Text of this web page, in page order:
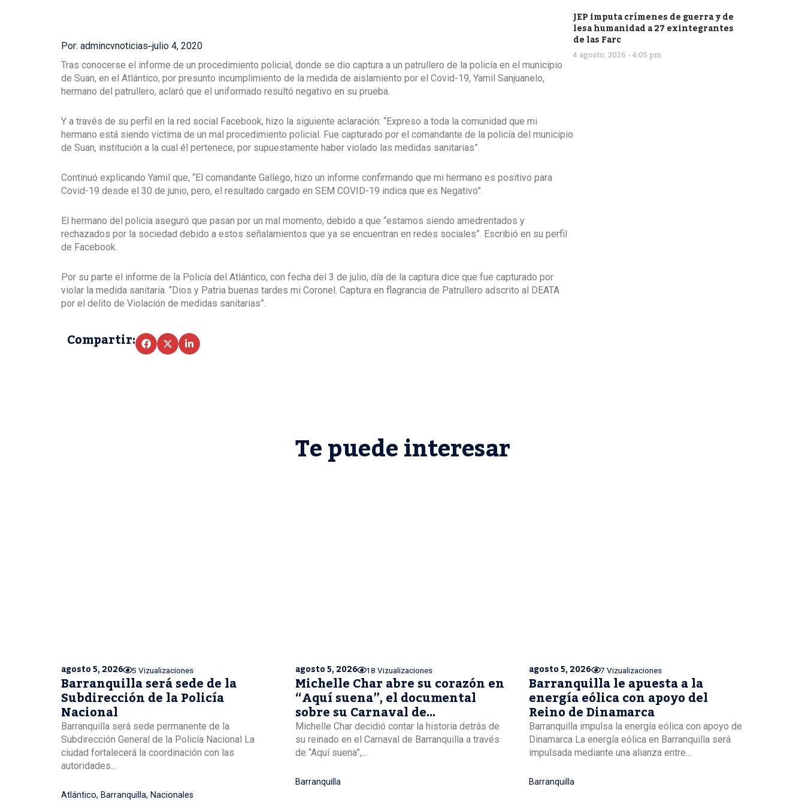
Por: admincvnoticias julio 4, 2020
Tras conocerse el informe de un procedimiento policial, donde se dio captura a un patrullero de la policía en el municipio
de Suan, en el Atlántico, por presunto incumplimiento de la medida de aislamiento por el Covid-19, Yamil Sanjuanelo,
hermano del patrullero, aclaró que el uniformado resultó negativo en su prueba.
Y a través de su perfil en la red social Facebook, hizo la siguiente aclaración: “Expreso a toda la comunidad que mi
hermano está siendo victima de un mal procedimiento policial. Fue capturado por el comandante de la policía del municipio
de Suan, institución a la cual él pertenece, por supuestamente haber violado las medidas sanitarias”.
Continuó explicando Yamil que, “El comandante Gallego, hizo un informe confirmando que mi hermano es positivo para
Covid-19 desde el 30 de junio, pero, el resultado cargado en SEM COVID-19 indica que es Negativo”.
El hermano del policía aseguró que pasan por un mal momento, debido a que “estamos siendo amedrentados y
rechazados por la sociedad debido a estos señalamientos que ya se encuentran en redes sociales”. Escribió en su perfil
de Facebook.
Por su parte el informe de la Policía del Atlántico, con fecha del 3 de julio, día de la captura dice que fue capturado por
violar la medida sanitaria. “Dios y Patria buenas tardes mi Coronel. Captura en flagrancia de Patrullero adscrito al DEATA
por el delito de Violación de medidas sanitarias”.
Compartir:
JEP imputa crímenes de guerra y de
lesa humanidad a 27 exintegrantes
de las Farc
4 agosto, 2026 - 4:05 pm
Te puede interesar
agosto 5, 2026 5 Vizualizaciones
Barranquilla será sede de la
Subdirección de la Policía
Nacional
Barranquilla será sede permanente de la
Subdirección General de la Policía Nacional La
ciudad fortalecerá la coordinación con las
autoridades...
Atlántico, Barranquilla, Nacionales
agosto 5, 2026 18 Vizualizaciones
Michelle Char abre su corazón en
“Aquí suena”, el documental
sobre su Carnaval de
Barranquilla
Michelle Char decidió contar la historia detrás de
su reinado en el Carnaval de Barranquilla a través
de “Aquí suena”,...
Barranquilla
agosto 5, 2026 7 Vizualizaciones
Barranquilla le apuesta a la
energía eólica con apoyo del
Reino de Dinamarca
Barranquilla impulsa la energía eólica con apoyo de
Dinamarca La energía eólica en Barranquilla será
impulsada mediante una alianza entre...
Barranquilla